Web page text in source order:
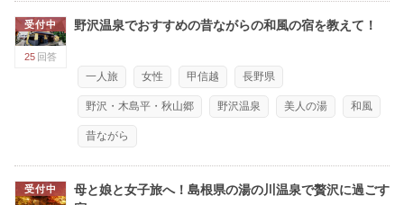
受付中
25 回答
野沢温泉でおすすめの昔ながらの和風の宿を教えて！
一人旅 女性 甲信越 長野県
野沢・木島平・秋山郷 野沢温泉 美人の湯 和風
昔ながら
受付中
母と娘と女子旅へ！島根県の湯の川温泉で贅沢に過ごす